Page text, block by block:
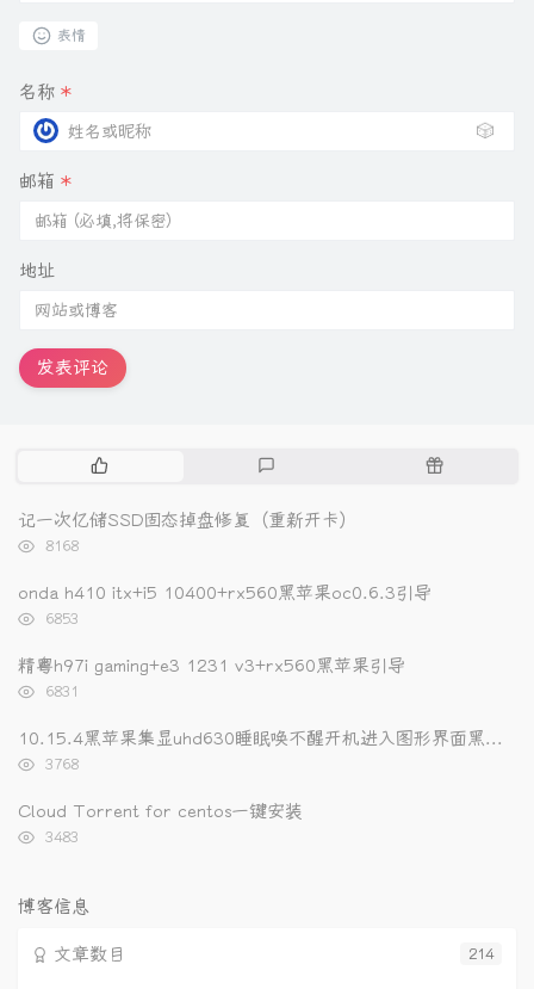
表情
名称 *
🎲
邮箱 *
地址
发表评论
热
文
评
随
记一次亿储SSD固态掉盘修复（重新开卡）
浏
次
8168
onda h410 itx+i5 10400+rx560黑苹果oc0.6.3引导
浏
次
数:
6853
精粤h97i gaming+e3 1231 v3+rx560黑苹果引导
浏
次
6831
10.15.4黑苹果集显uhd630睡眠唤不醒开机进入图形界面黑屏的解决办法
浏
3768
Cloud Torrent for centos一键安装
浏
数:
3483
博客信息
214
文章数目